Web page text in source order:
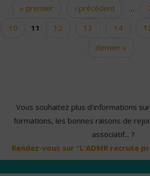
Pages« premier ‹ précédent …
10
11 12 13 14
dernier »
Vous souhaitez plus d'informations
formations, les bonnes raisons de
associatif... ?
Rendez-vous sur "L'ADMR recrute